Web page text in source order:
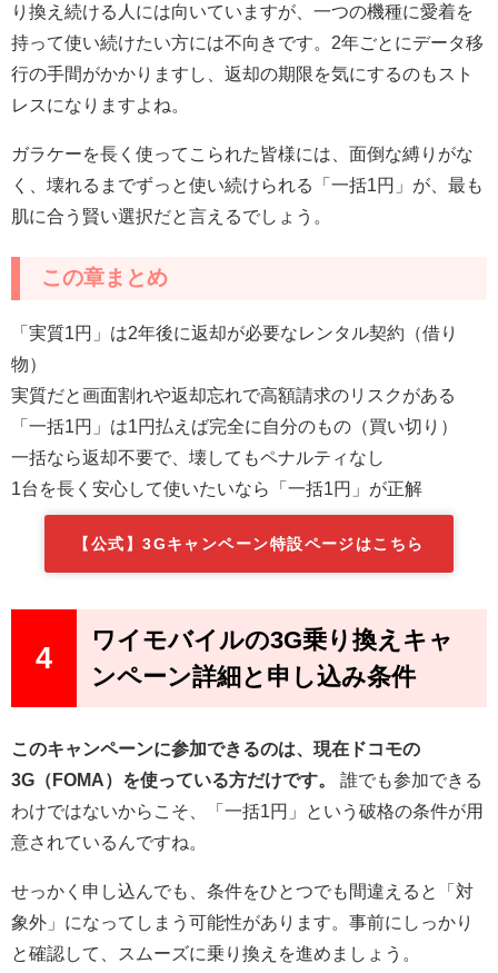
り換え続ける人には向いていますが、一つの機種に愛着を
持って使い続けたい方には不向きです。2年ごとにデータ移
行の手間がかかりますし、返却の期限を気にするのもスト
レスになりますよね。
ガラケーを長く使ってこられた皆様には、面倒な縛りがな
く、壊れるまでずっと使い続けられる「一括1円」が、最も
肌に合う賢い選択だと言えるでしょう。
この章まとめ
「実質1円」は2年後に返却が必要なレンタル契約（借り
物）
実質だと画面割れや返却忘れで高額請求のリスクがある
「一括1円」は1円払えば完全に自分のもの（買い切り）
一括なら返却不要で、壊してもペナルティなし
1台を長く安心して使いたいなら「一括1円」が正解
【公式】3Gキャンペーン特設ページはこちら
4
ワイモバイルの3G乗り換えキャ
ンペーン詳細と申し込み条件
このキャンペーンに参加できるのは、現在ドコモの
3G（FOMA）を使っている方だけです。
誰でも参加できる
わけではないからこそ、「一括1円」という破格の条件が用
意されているんですね。
せっかく申し込んでも、条件をひとつでも間違えると「対
象外」になってしまう可能性があります。事前にしっかり
と確認して、スムーズに乗り換えを進めましょう。